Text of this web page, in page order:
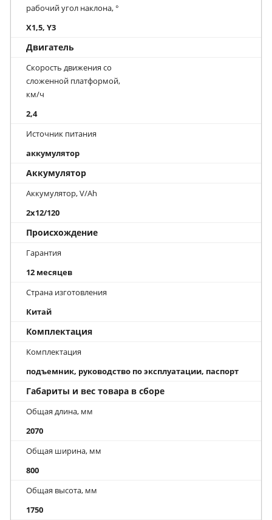
рабочий угол наклона, °
X1,5, Y3
Двигатель
Скорость движения со
сложенной платформой,
км/ч
2,4
Источник питания
аккумулятор
Аккумулятор
Аккумулятор, V/Ah
2x12/120
Происхождение
Гарантия
12 месяцев
Страна изготовления
Китай
Комплектация
Комплектация
подъемник, руководство по эксплуатации, паспорт
Габариты и вес товара в сборе
Общая длина, мм
2070
Общая ширина, мм
800
Общая высота, мм
1750